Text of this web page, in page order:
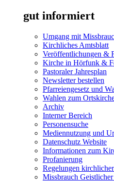
gut informiert
Umgang mit
Kirchliches Amtsblatt
Veröffentlichungen &
Kirche in Hörfunk &
Pastoraler Jahresplan
Newsletter bestellen
Pfarreiengesetz und
Wahlen zum
Archiv
Interner Bereich
Personensuche
Mediennutzung und
Datenschutz Website
Informationen zum
Profanierung
Regelungen
Missbrauch